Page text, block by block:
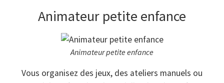
Animateur petite enfance
Animateur petite enfance
Vous organisez des jeux, des ateliers manuels ou